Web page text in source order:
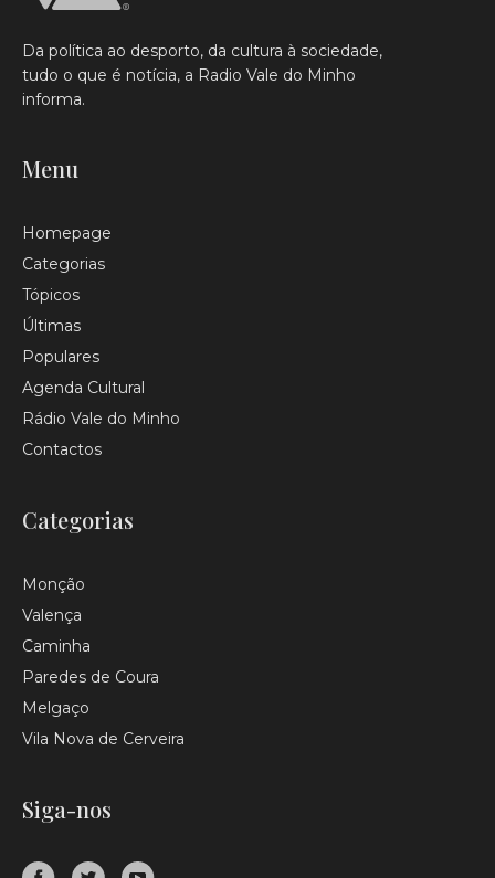
Da política ao desporto, da cultura à sociedade,
tudo o que é notícia, a Radio Vale do Minho
informa.
Menu
Homepage
Categorias
Tópicos
Últimas
Populares
Agenda Cultural
Rádio Vale do Minho
Contactos
Categorias
Monção
Valença
Caminha
Paredes de Coura
Melgaço
Vila Nova de Cerveira
Siga-nos